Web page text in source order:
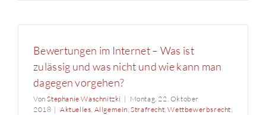
Bewertungen im Internet – Was ist
zulässig und was nicht und wie kann man
dagegen vorgehen?
VonStephanie Waschnitzki | Montag, 22. Oktober
2018 | Aktuelles, Allgemein,Strafrecht,Wettbewerbsrecht,